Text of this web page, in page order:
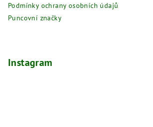
Podmínky ochrany osobních údajů
Puncovní značky
Instagram